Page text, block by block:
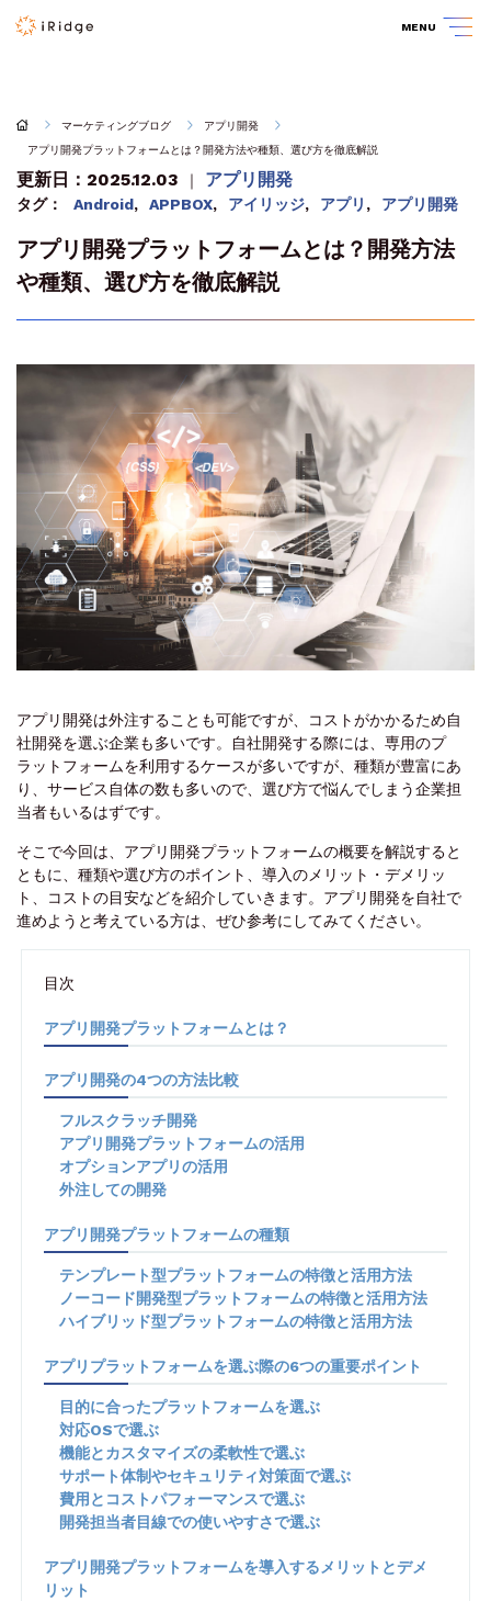
MENU
マーケティングブログ
アプリ開発
アプリ開発プラットフォームとは？開発方法や種類、選び方を徹底解説
更新日：2025.12.03 ｜ アプリ開発
タグ： Android, APPBOX, アイリッジ, アプリ , アプリ開発
アプリ開発プラットフォームとは？開発方法
や種類、選び方を徹底解説
アプリ開発は外注することも可能ですが、コストがかかるため自
社開発を選ぶ企業も多いです。自社開発する際には、専用のプ
ラットフォームを利用するケースが多いですが、種類が豊富にあ
り、サービス自体の数も多いので、選び方で悩んでしまう企業担
当者もいるはずです。
そこで今回は、アプリ開発プラットフォームの概要を解説すると
ともに、種類や選び方のポイント、導入のメリット・デメリッ
ト、コストの目安などを紹介していきます。アプリ開発を自社で
進めようと考えている方は、ぜひ参考にしてみてください。
目次
アプリ開発プラットフォームとは？
アプリ開発の4つの方法比較
フルスクラッチ開発
アプリ開発プラットフォームの活用
オプションアプリの活用
外注しての開発
アプリ開発プラットフォームの種類
テンプレート型プラットフォームの特徴と活用方法
ノーコード開発型プラットフォームの特徴と活用方法
ハイブリッド型プラットフォームの特徴と活用方法
アプリプラットフォームを選ぶ際の6つの重要ポイント
目的に合ったプラットフォームを選ぶ
対応OSで選ぶ
機能とカスタマイズの柔軟性で選ぶ
サポート体制やセキュリティ対策面で選ぶ
費用とコストパフォーマンスで選ぶ
開発担当者目線での使いやすさで選ぶ
アプリ開発プラットフォームを導入するメリットとデメ
リット